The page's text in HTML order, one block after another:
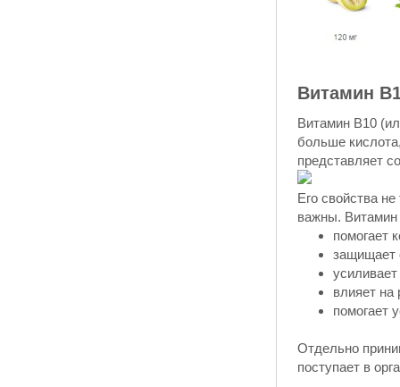
Витамин
Витамин B10
больше
представляет
Его свойства
важны. Витамин
помогает
защищает
влияет на
помогает
Отдельно
поступает в